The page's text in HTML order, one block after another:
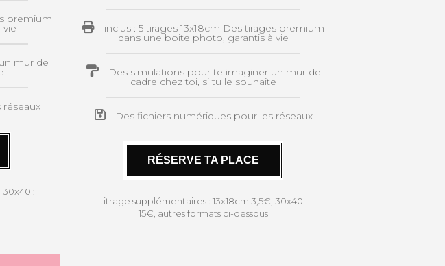
premium
mur de
30x40 :
inclus : 5 tirages 13x18cm Des tirages premium
dans une boite photo, garantis à vie
Des simulations pour te imaginer un mur de
cadre chez toi, si tu le souhaite
Des fichiers numériques pour les réseaux
RÉSERVE TA PLACE
titrage supplémentaires : 13x18cm 3,5€, 30x40 :
15€, autres formats ci-dessous